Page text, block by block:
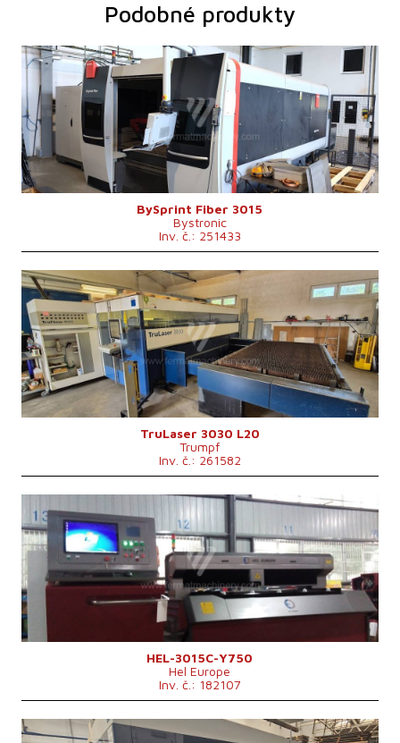
Podobné produkty
Rok výroby:
2019
Max. délka obrobku
3000 mm
Max. šířka obrobku
1500 mm
Max. tloušťka plechu
15 mm
Výkon laseru
4000 W
Fiber
ano
Max. hmotnost obrobku890 kg
Hmotnost stroje
13000 kg
Řídící systém
ne
BySprint Fiber 3015
Bystronic
Inv. č.: 251433
Rok výroby:
2010
Max. délka obrobku
3000 mm
Max. šířka obrobku
1500 mm
Max. tloušťka plechu
20 mm
Výkon laseru
4000 W
Fiber
ne
Max. hmotnost obrobku
900 kg
Rozměry d x š x v
8800 x 6010 x 2400 mm
Řídící systém
ne
TruLaser 3030 L20
Trumpf
Inv. č.: 261582
Rok výroby:
Max. délka obrobku 3000 mm
Max. šířka obrobku 1500 mm
Max. tloušťka plechu12 mm
Výkon laseru
750 W
Fiber
ano
Řídící systém
HEL-3015C-Y750
Hel Europe
Inv. č.: 182107
Rok výroby:
2019